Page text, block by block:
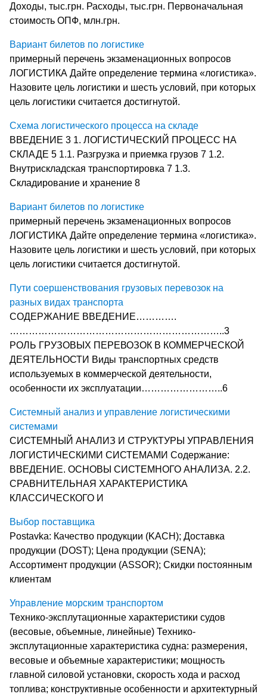
Доходы, тыс.грн. Расходы, тыс.грн. Первоначальная
стоимость ОПФ, млн.грн.
Вариант билетов по логистике
примерный перечень экзаменационных вопросов
ЛОГИСТИКА Дайте определение термина «логистика».
Назовите цель логистики и шесть условий, при которых
цель логистики считается достигнутой.
Схема логистического процесса на складе
ВВЕДЕНИЕ 3 1. ЛОГИСТИЧЕСКИЙ ПРОЦЕСС НА
СКЛАДЕ 5 1.1. Разгрузка и приемка грузов 7 1.2.
Внутрискладская транспортировка 7 1.3.
Складирование и хранение 8
Вариант билетов по логистике
примерный перечень экзаменационных вопросов
ЛОГИСТИКА Дайте определение термина «логистика».
Назовите цель логистики и шесть условий, при которых
цель логистики считается достигнутой.
Пути соершенствования грузовых перевозок на
разных видах транспорта
СОДЕРЖАНИЕ ВВЕДЕНИЕ………….
…………………………………………………………..3
РОЛЬ ГРУЗОВЫХ ПЕРЕВОЗОК В КОММЕРЧЕСКОЙ
ДЕЯТЕЛЬНОСТИ Виды транспортных средств
используемых в коммерческой деятельности,
особенности их эксплуатации……………………..6
Системный анализ и управление логистическими
системами
СИСТЕМНЫЙ АНАЛИЗ И СТРУКТУРЫ УПРАВЛЕНИЯ
ЛОГИСТИЧЕСКИМИ СИСТЕМАМИ Содержание:
ВВЕДЕНИЕ. ОСНОВЫ СИСТЕМНОГО АНАЛИЗА. 2.2.
СРАВНИТЕЛЬНАЯ ХАРАКТЕРИСТИКА
КЛАССИЧЕСКОГО И
Выбор поставщика
Postavka: Качество продукции (KACH); Доставка
продукции (DOST); Цена продукции (SENA);
Ассортимент продукции (ASSOR); Скидки постоянным
клиентам
Управление морским транспортом
Технико-эксплутационные характеристики судов
(весовые, объемные, линейные) Технико-
эксплутационные характеристика судна: размерения,
весовые и объемные характеристики; мощность
главной силовой установки, скорость хода и расход
топлива; конструктивные особенности и архитектурный